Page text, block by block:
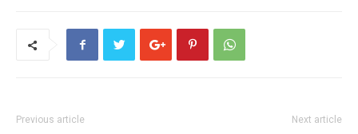
Previous article Next article